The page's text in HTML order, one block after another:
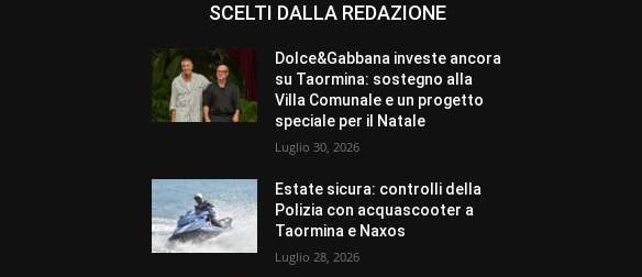
SCELTI DALLA REDAZIONE
Dolce&Gabbana investe ancora
su Taormina: sostegno alla
Villa Comunale e un progetto
speciale per il Natale
Luglio 30, 2026
Estate sicura: controlli della
Polizia con acquascooter a
Taormina e Naxos
Luglio 28, 2026